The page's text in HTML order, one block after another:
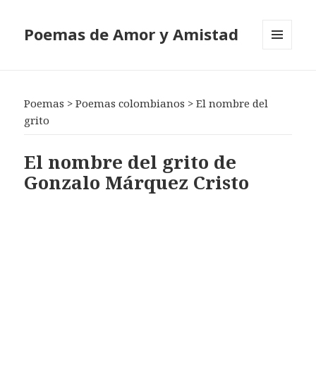
Poemas de Amor y Amistad
Poemas >Poemas colombianos >El nombre del
grito
El nombre del grito de
Gonzalo Márquez Cristo